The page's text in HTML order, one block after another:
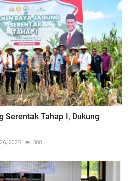
Serentak Tahap I, Dukung
2025 308